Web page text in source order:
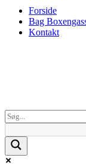
Forside
Bag
Kontakt